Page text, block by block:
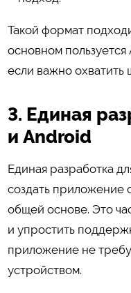
Такой формат
основном
если важно охватить
3. Единая
и Android
Единая разработка
создать приложение
общей основе. Это
и упростить
приложение не
устройством.